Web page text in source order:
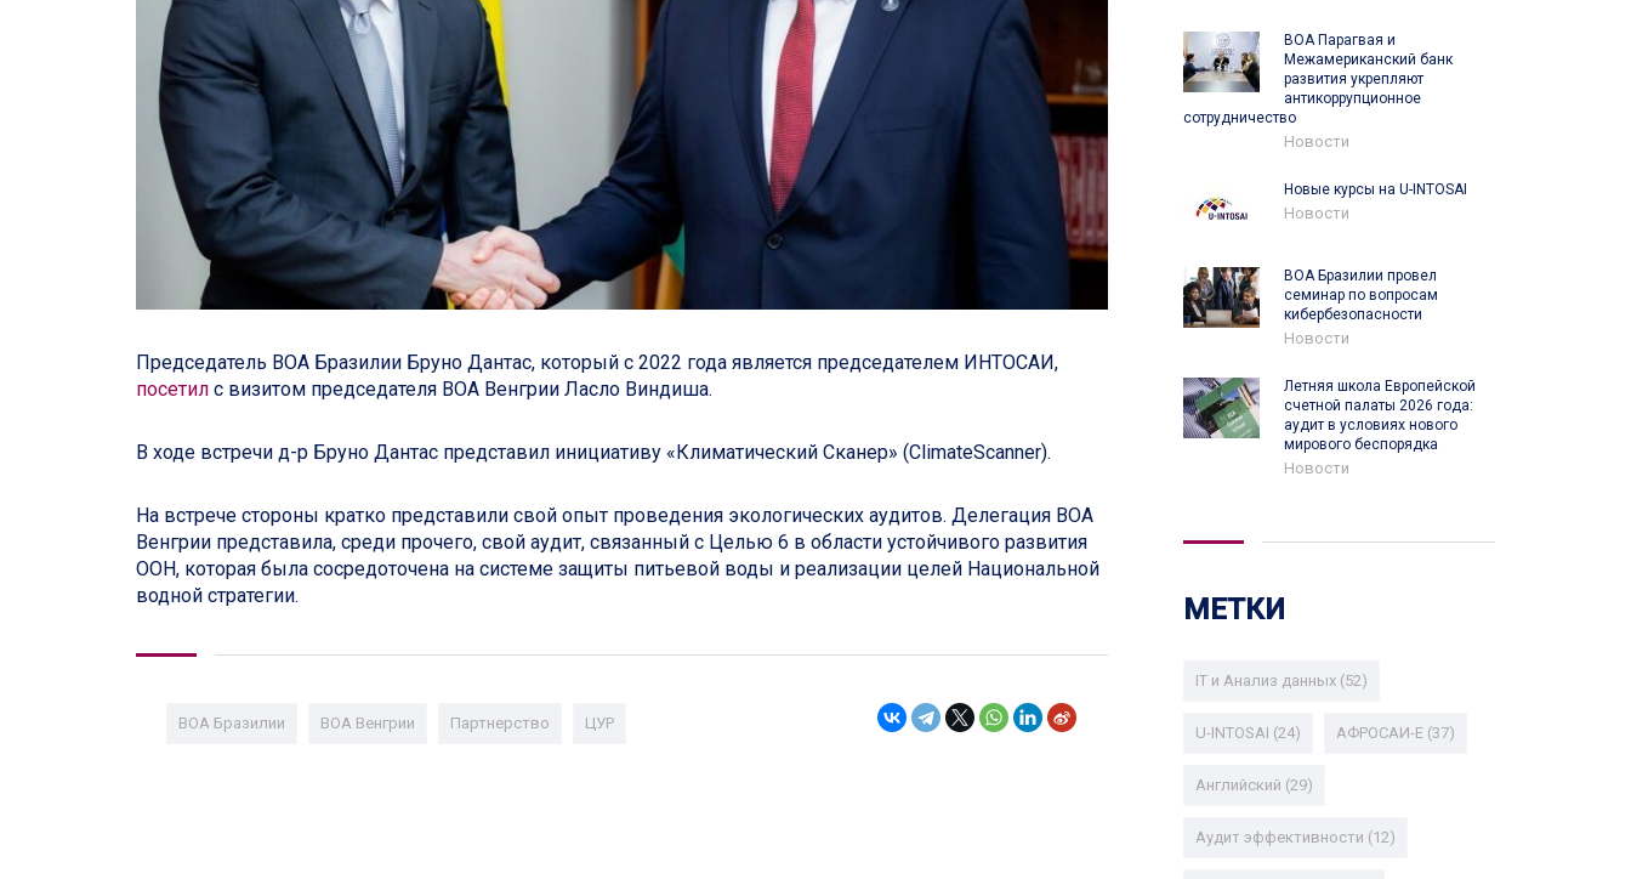
Председатель ВОА Бразилии Бруно Дантас, который с 2022 года является председателем ИНТОСАИ,
посетил с визитом председателя ВОА Венгрии Ласло Виндиша.
В ходе встречи д-р Бруно Дантас представил инициативу «Климатический Сканер» (ClimateScanner).
На встрече стороны кратко представили свой опыт проведения экологических аудитов. Делегация ВОА
Венгрии представила, среди прочего, свой аудит, связанный с Целью 6 в области устойчивого развития
ООН, которая была сосредоточена на системе защиты питьевой воды и реализации целей Национальной
водной стратегии.
ВОА Бразилии ВОА Венгрии Партнерство ЦУР
ВОА Парагвая и
Межамериканский банк
развития укрепляют
антикоррупционное
сотрудничество
Новости
Новые курсы на U-INTOSAI
Новости
ВОА Бразилии провел
семинар по вопросам
кибербезопасности
Новости
Летняя школа Европейской
счетной палаты 2026 года:
аудит в условиях нового
мирового беспорядка
Новости
МЕТКИ
IT и Анализ данных(52)
U-INTOSAI (24) АФРОСАИ-E(37)
Английский (29)
Аудит эффективности (12)